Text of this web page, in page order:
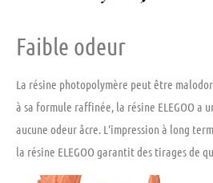
Faible odeur
La résine photopolymère peut être
à sa formule raffinée, la résine ELEGOO a
aucune odeur âcre. L’impression à long
la résine ELEGOO garantit des tirages de